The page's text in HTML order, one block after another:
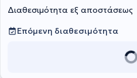
Διαθεσιμότητα εξ αποστάσεως
Επόμενη διαθεσιμότητα